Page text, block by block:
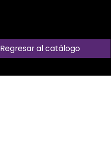
Regresar al catálogo